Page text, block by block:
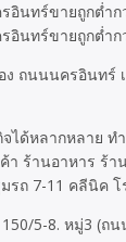
นทร์ขายถูกต่ำก
นทร์ขายถูกต่ำก
ถนนนครอินทร์
จได้หลากหลาย
า ร้านอาหาร ร้า
รถ 7-11 คลีนิค โ
5-8. หมู่3 (ถน